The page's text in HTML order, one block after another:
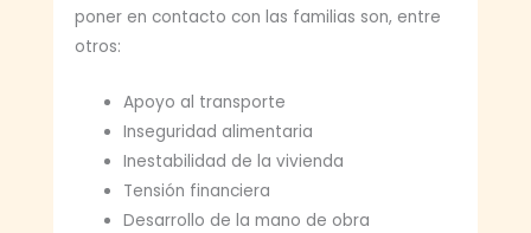
poner en contacto con las familias son, entre
otros:
Apoyo al transporte
Inseguridad alimentaria
Inestabilidad de la vivienda
Tensión financiera
Desarrollo de la mano de obra